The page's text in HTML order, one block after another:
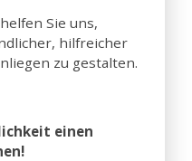
Sie uns,
hilfreicher
zu gestalten.
einen
über die
zu.